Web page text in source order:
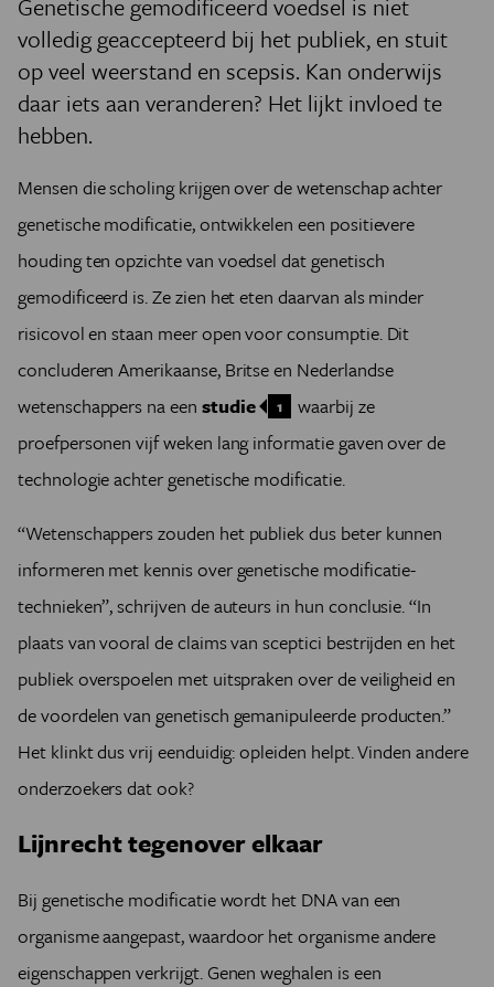
Genetische gemodificeerd voedsel is niet
volledig geaccepteerd bij het publiek, en stuit
op veel weerstand en scepsis. Kan onderwijs
daar iets aan veranderen? Het lijkt invloed te
hebben.
Mensen die scholing krijgen over de wetenschap achter
genetische modificatie, ontwikkelen een positievere
houding ten opzichte van voedsel dat genetisch
gemodificeerd is. Ze zien het eten daarvan als minder
risicovol en staan meer open voor consumptie. Dit
concluderen Amerikaanse, Britse en Nederlandse
wetenschappers na een studie 1
waarbij ze
proefpersonen vijf weken lang informatie gaven over de
technologie achter genetische modificatie.
“Wetenschappers zouden het publiek dus beter kunnen
informeren met kennis over genetische modificatie-
technieken”, schrijven de auteurs in hun conclusie. “In
plaats van vooral de claims van sceptici bestrijden en het
publiek overspoelen met uitspraken over de veiligheid en
de voordelen van genetisch gemanipuleerde producten.”
Het klinkt dus vrij eenduidig: opleiden helpt. Vinden andere
onderzoekers dat ook?
Lijnrecht tegenover elkaar
Bij genetische modificatie wordt het DNA van een
organisme aangepast, waardoor het organisme andere
eigenschappen verkrijgt. Genen weghalen is een